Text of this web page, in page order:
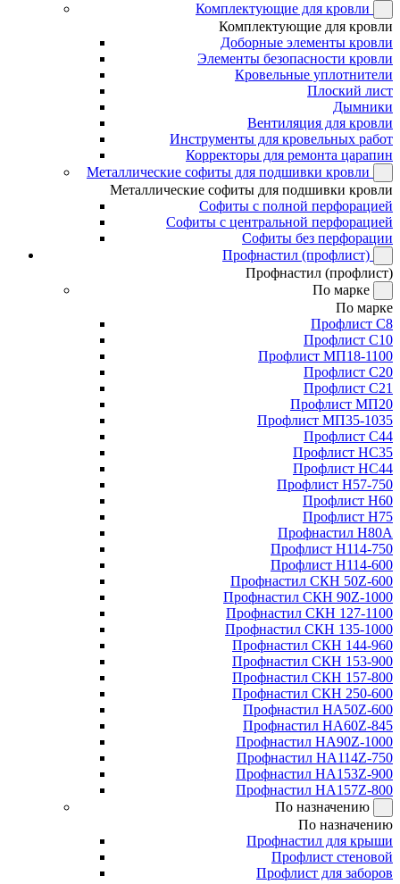
Комплектующие для кровли
Комплектующие для кровли
Доборные элементы кровли
Элементы безопасности кровли
Кровельные уплотнители
Плоский лист
Дымники
Вентиляция для кровли
Инструменты для кровельных работ
Корректоры для ремонта царапин
Металлические софиты для подшивки кровли
Металлические софиты для подшивки кровли
Софиты с полной перфорацией
Софиты с центральной перфорацией
Софиты без перфорации
Профнастил (профлист)
Профнастил (профлист)
По марке
По марке
Профлист С8
Профлист С10
Профлист МП18-1100
Профлист С20
Профлист С21
Профлист МП20
Профлист МП35-1035
Профлист С44
Профлист НС35
Профлист НС44
Профлист Н57-750
Профлист Н60
Профлист Н75
Профнастил Н80А
Профлист Н114-750
Профлист Н114-600
Профнастил СКН 50Z-600
Профнастил СКН 90Z-1000
Профнастил СКН 127-1100
Профнастил СКН 135-1000
Профнастил СКН 144-960
Профнастил СКН 153-900
Профнастил СКН 157-800
Профнастил СКН 250-600
Профнастил НА50Z-600
Профнастил НА60Z-845
Профнастил НА90Z-1000
Профнастил НА114Z-750
Профнастил НА153Z-900
Профнастил НА157Z-800
По назначению
По назначению
Профнастил для крыши
Профлист стеновой
Профлист для заборов